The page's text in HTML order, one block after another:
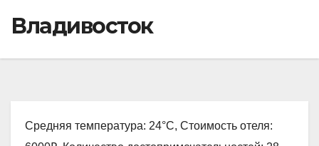
Владивосток
Средняя температура: 24°C, Стоимость отеля: